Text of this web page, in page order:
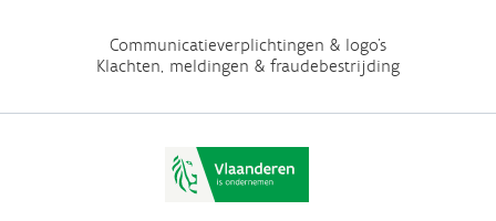
Communicatieverplichtingen & logo's
Klachten, meldingen & fraudebestrijding